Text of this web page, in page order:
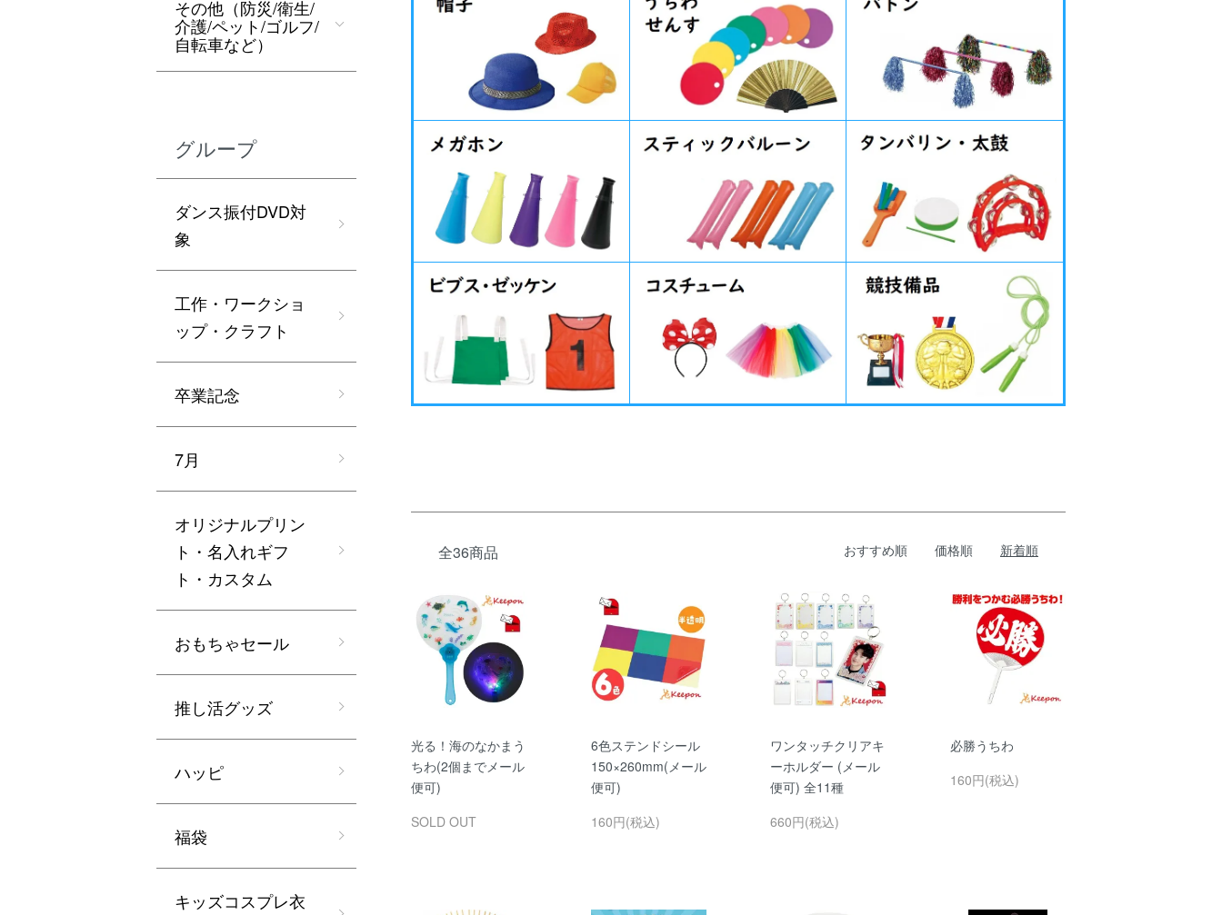
全36商品 おすすめ順 価格順 新着順
光る！海のなかまう
ちわ(2個までメール
便可)
SOLD OUT
6色ステンドシール
150×260mm(メール
便可)
160円(税込)
ワンタッチクリアキ
ーホルダー (メール
便可) 全11種
660円(税込)
必勝うちわ
160円(税込)
その他（防災/衛生/
介護/ペット/ゴルフ/
自転車など）
グループ
ダンス振付DVD対
象
工作・ワークショ
ップ・クラフト
卒業記念
7月
オリジナルプリン
ト・名入れギフ
ト・カスタム
おもちゃセール
推し活グッズ
ハッピ
福袋
キッズコスプレ衣